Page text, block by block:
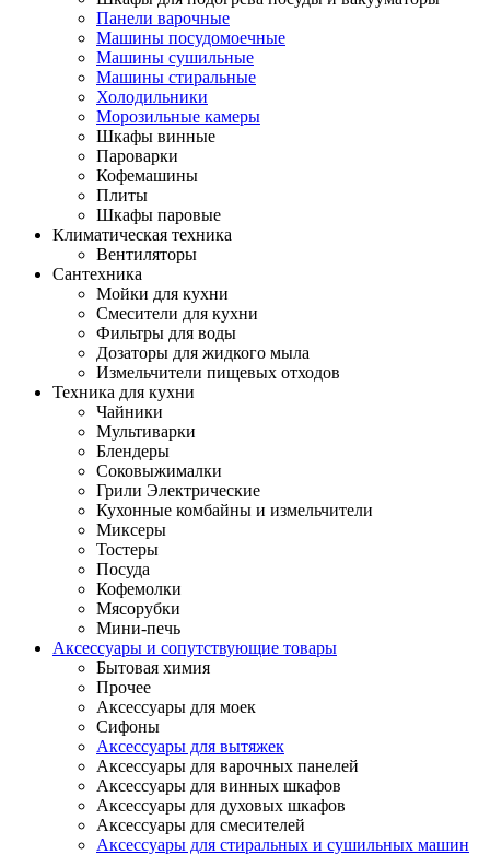
Панели варочные
Машины посудомоечные
Машины сушильные
Машины стиральные
Холодильники
Морозильные камеры
Шкафы винные
Пароварки
Кофемашины
Плиты
Шкафы паровые
Климатическая техника
Вентиляторы
Сантехника
Мойки для кухни
Смесители для кухни
Фильтры для воды
Дозаторы для жидкого мыла
Измельчители пищевых отходов
Техника для кухни
Чайники
Мультиварки
Блендеры
Соковыжималки
Грили Электрические
Кухонные комбайны и измельчители
Миксеры
Тостеры
Посуда
Кофемолки
Мясорубки
Мини-печь
Аксессуары и сопутствующие товары
Бытовая химия
Прочее
Аксессуары для моек
Сифоны
Аксессуары для вытяжек
Аксессуары для варочных панелей
Аксессуары для винных шкафов
Аксессуары для духовых шкафов
Аксессуары для смесителей
Аксессуары для стиральных и сушильных машин